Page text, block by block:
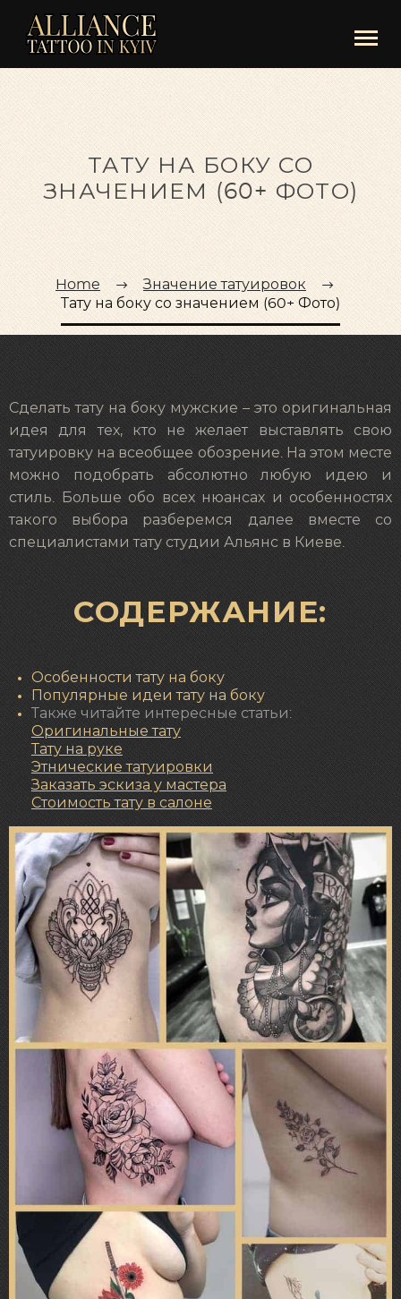
ТАТУ НА БОКУ СО
ЗНАЧЕНИЕМ (60+ ФОТО)
Home
Значение татуировок
Тату на боку со значением (60+ Фото)
Сделать тату на боку мужские – это оригинальная
идея для тех, кто не желает выставлять свою
татуировку на всеобщее обозрение. На этом месте
можно подобрать абсолютно любую идею и
стиль. Больше обо всех нюансах и особенностях
такого выбора разберемся далее вместе со
специалистами тату студии Альянс в Киеве.
СОДЕРЖАНИЕ:
Особенности тату на боку
Популярные идеи тату на боку
Также читайте интересные статьи:
Оригинальные тату
Тату на руке
Этнические татуировки
Заказать эскиза у мастера
Стоимость тату в салоне